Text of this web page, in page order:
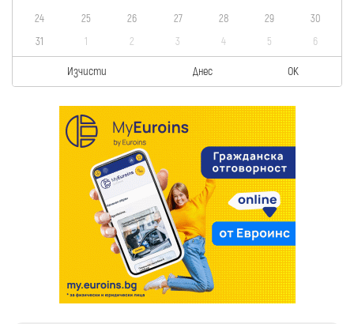
24
25 26 27 28 29
30
31
1 2 3 4 5 6
Изчисти Днес OK